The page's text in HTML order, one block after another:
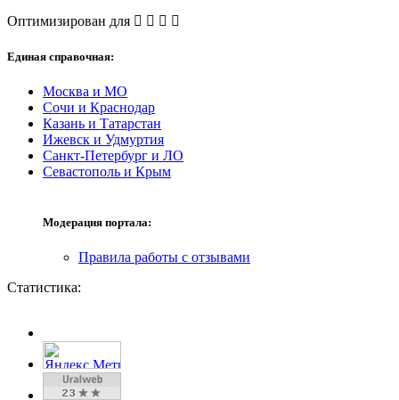
Оптимизирован для
Единая справочная:
Москва и МО
Сочи и Краснодар
Казань и Татарстан
Ижевск и Удмуртия
Санкт-Петербург и ЛО
Севастополь и Крым
Модерация портала:
Правила работы с отзывами
Статистика: